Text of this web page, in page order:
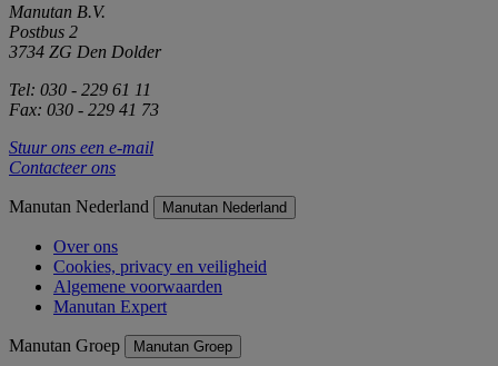
Manutan B.V.
Postbus 2
3734 ZG Den Dolder
Tel: 030 - 229 61 11
Fax: 030 - 229 41 73
Stuur ons een e-mail
Contacteer ons
Manutan Nederland Manutan Nederland
Over ons
Cookies, privacy en veiligheid
Algemene voorwaarden
Manutan Expert
Manutan Groep Manutan Groep